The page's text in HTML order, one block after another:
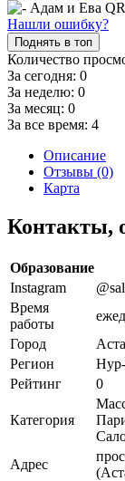
Нашли ошибку?
Поднять в топ
Количество
За сегодня: 0
За неделю: 0
За месяц: 0
За все время: 4
Описание
Отзывы (0)
Карта
Контакты,
Образование
Instagram
Время
работы
Город
Регион
Рейтинг
0
Категория
Адрес